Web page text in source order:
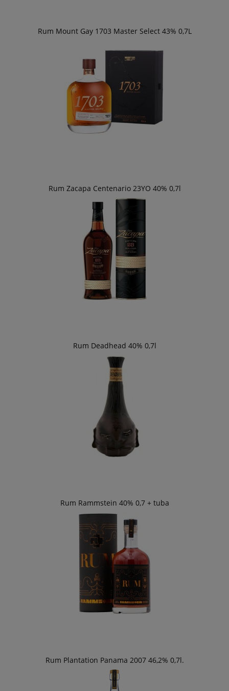
Rum Mount Gay 1703 Master Select 43% 0,7L
Rum Zacapa Centenario 23YO 40% 0,7l
Rum Deadhead 40% 0,7l
Rum Rammstein 40% 0,7 + tuba
Rum Plantation Panama 2007 46,2% 0,7l.